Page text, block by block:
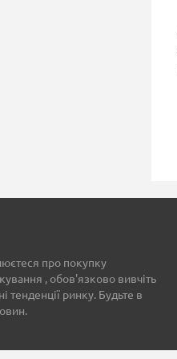
про покупку
, обов'язково вивчіть
тенденції ринку. Будьте в